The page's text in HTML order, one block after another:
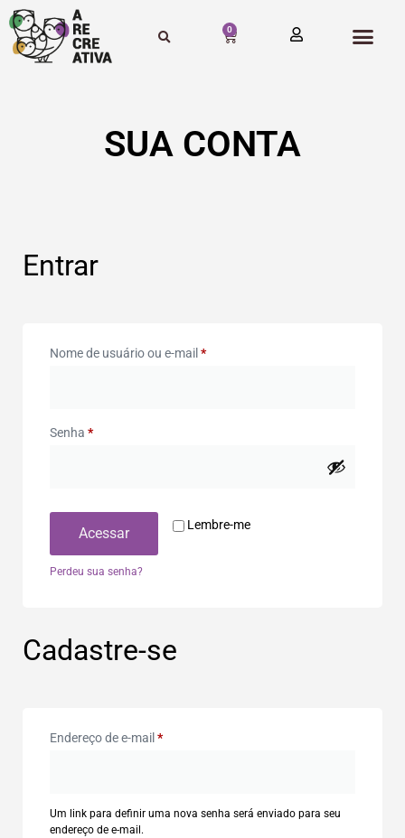
0
SUA CONTA
Entrar
Nome de usuário ou e-mail *
Senha *
Lembre-me
Acessar
Perdeu sua senha?
Cadastre-se
Endereço de e-mail *
Um link para definir uma nova senha será enviado para seu
endereço de e-mail.